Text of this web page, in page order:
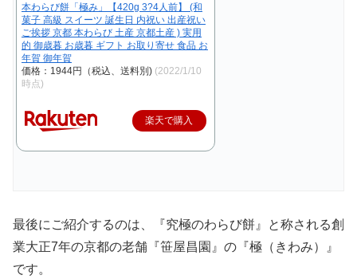
本わらび餅「極み」【420g 3?4人前】 (和
菓子 高級 スイーツ 誕生日 内祝い 出産祝い
ご挨拶 京都 本わらび 土産 京都土産 ) 実用
的 御歳暮 お歳暮 ギフト お取り寄せ 食品 お
年賀 御年賀
価格：1944円（税込、送料別) (2022/1/10
時点)
楽天で購入
最後にご紹介するのは、『究極のわらび餅』と称される創
業大正7年の京都の老舗『笹屋昌園』の『極（きわみ）』
です。